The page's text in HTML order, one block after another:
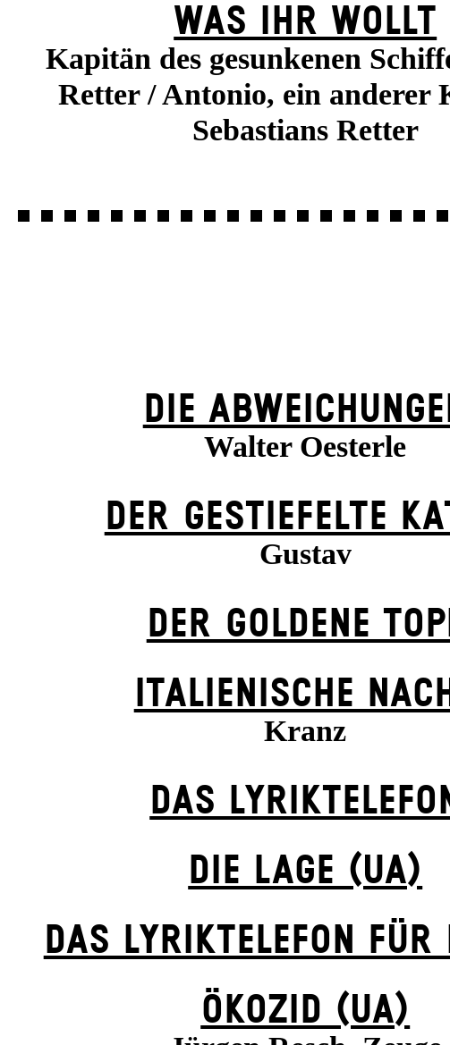
WAS IHR WOLLT
Kapitän des gesunkenen
Retter / Antonio, ein anderer
Sebastians Retter
DIE
Walter Oesterle
DER GESTIEFELTE
Gustav
DER GOLDENE
ITALIENISCHE
Kranz
DAS
DIE LAGE (UA)
DAS LYRIKTELEFON FÜR
ÖKOZID (UA)